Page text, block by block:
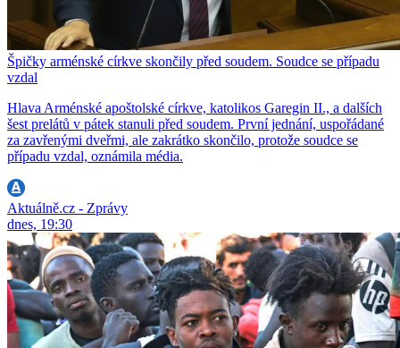
Špičky arménské církve skončily před soudem. Soudce se případu
vzdal
Hlava Arménské apoštolské církve, katolikos Garegin II., a dalších
šest prelátů v pátek stanuli před soudem. První jednání, uspořádané
za zavřenými dveřmi, ale zakrátko skončilo, protože soudce se
případu vzdal, oznámila média.
Aktuálně.cz - Zprávy
dnes, 19:30